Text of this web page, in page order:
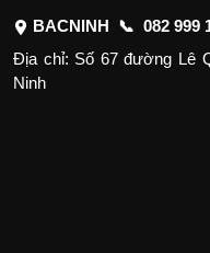
BACNINH 📞 082 999
Địa chỉ: Số 67 đường Lê
Ninh